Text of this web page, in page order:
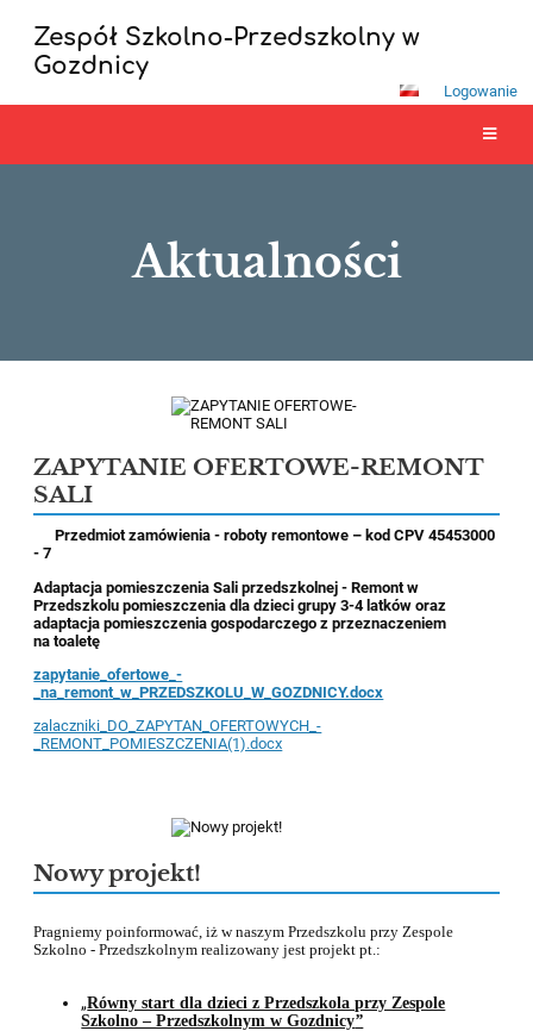
Zespół Szkolno-Przedszkolny w
Gozdnicy
Logowanie
Aktualności
ZAPYTANIE OFERTOWE-REMONT
SALI
Przedmiot zamówienia - roboty remontowe – kod CPV 45453000
- 7
Adaptacja pomieszczenia Sali przedszkolnej - Remont w
Przedszkolu pomieszczenia dla dzieci grupy 3-4 latków oraz
adaptacja pomieszczenia gospodarczego z przeznaczeniem
na toaletę
zapytanie_ofertowe_-
_na_remont_w_PRZEDSZKOLU_W_GOZDNICY.docx
zalaczniki_DO_ZAPYTAN_OFERTOWYCH_-
_REMONT_POMIESZCZENIA(1).docx
Nowy projekt!
Pragniemy poinformować, iż w naszym Przedszkolu przy Zespole
Szkolno - Przedszkolnym realizowany jest projekt pt.:
„Równy start dla dzieci z Przedszkola przy Zespole
Szkolno – Przedszkolnym w Gozdnicy”